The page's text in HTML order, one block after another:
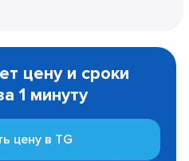
цену и сроки
1 минуту
цену в TG